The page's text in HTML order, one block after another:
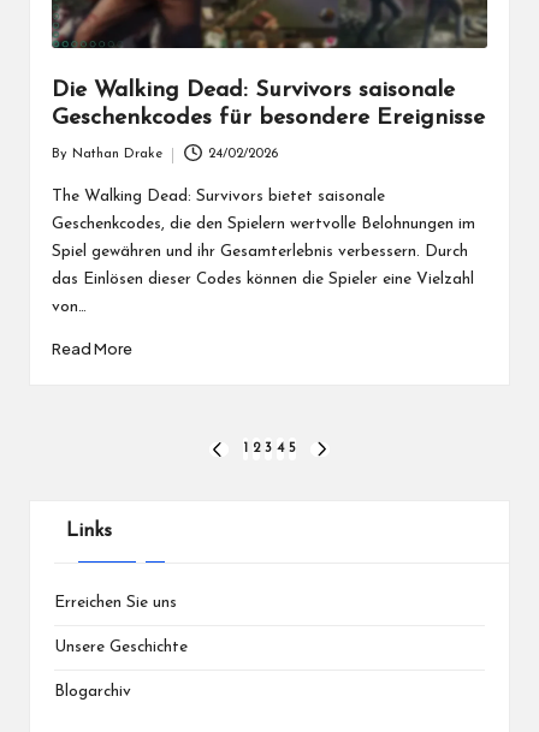
Die Walking Dead: Survivors saisonale
Geschenkcodes für besondere Ereignisse
by
By Nathan Drake 24/02/2026
The Walking Dead: Survivors bietet saisonale
Geschenkcodes, die den Spielern wertvolle Belohnungen im
Spiel gewähren und ihr Gesamterlebnis verbessern. Durch
das Einlösen dieser Codes können die Spieler eine Vielzahl
von…
Read More
PREVIOUS
1 2 3 4 5
Links
Erreichen Sie uns
Unsere Geschichte
Blogarchiv